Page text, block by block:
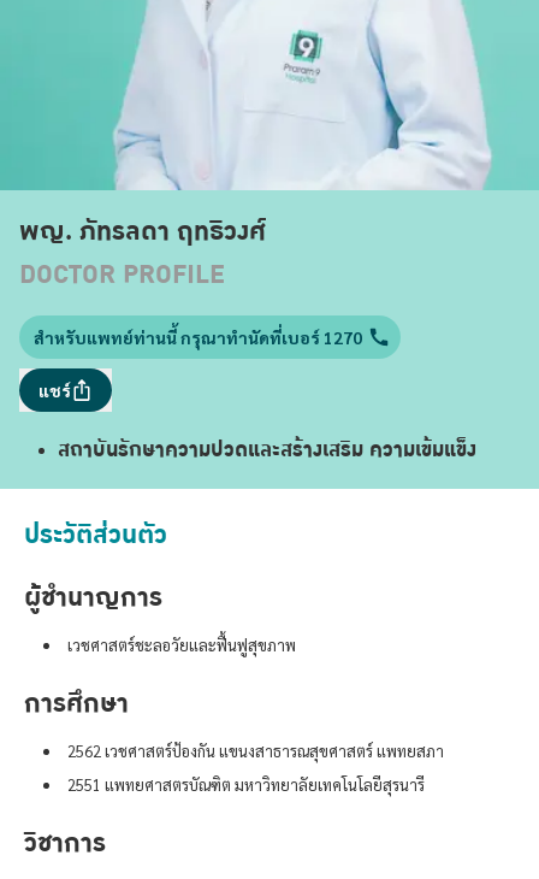
พญ. ภัทรลดา ฤทธิวงศ์
DOCTOR PROFILE
สำหรับแพทย์ท่านนี้ กรุณาทำนัดที่เบอร์ 1270
แชร์
สถาบันรักษาความปวดและสร้างเสริม ความเข้มแข็ง
ประวัติส่วนตัว
ผู้ชำนาญการ
เวชศาสตร์ชะลอวัยและฟื้นฟูสุขภาพ
การศึกษา
2562 เวชศาสตร์ป้องกัน แขนงสาธารณสุขศาสตร์ แพทยสภา
2551 แพทยศาสตรบัณฑิต มหาวิทยาลัยเทคโนโลยีสุรนารี
วิชาการ